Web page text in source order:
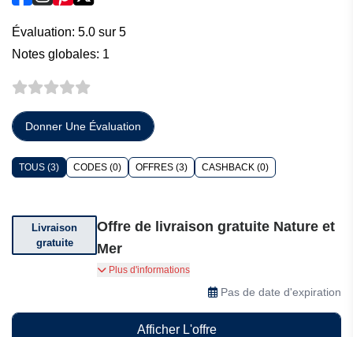
Évaluation: 5.0 sur 5
Notes globales: 1
Donner Une Évaluation
TOUS (3) CODES (0) OFFRES (3) CASHBACK (0)
Livraison
gratuite
Offre de livraison gratuite Nature et
Mer
Obtenez la livraison gratuite sur votre
commande. Conditions générales de vente
Plus d'informations
Pas de date d'expiration
Afficher L'offre